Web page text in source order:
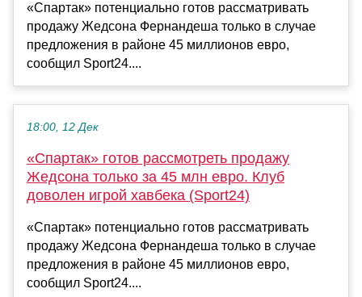
«Спартак» потенциально готов рассматривать
продажу Жедсона Фернандеша только в случае
предложения в районе 45 миллионов евро,
сообщил Sport24....
18:00, 12 Дек
«Спартак» готов рассмотреть продажу
Жедсона только за 45 млн евро. Клуб
доволен игрой хавбека (Sport24)
«Спартак» потенциально готов рассматривать
продажу Жедсона Фернандеша только в случае
предложения в районе 45 миллионов евро,
сообщил Sport24....